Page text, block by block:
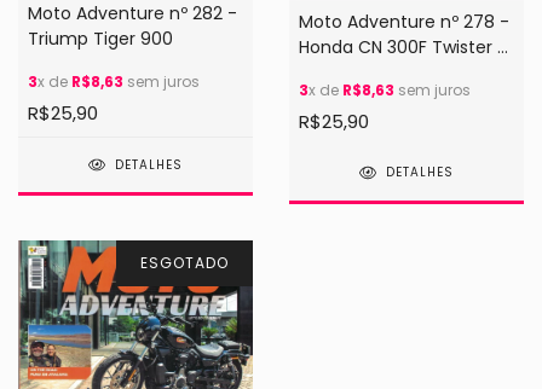
Moto Adventure nº 282 -
Triump Tiger 900
3x de R$8,63 sem juros
R$25,90
DETALHES
Moto Adventure nº 278 -
Honda CN 300F Twister /
3x de R$8,63 sem juros
R$25,90
DETALHES
ESGOTADO